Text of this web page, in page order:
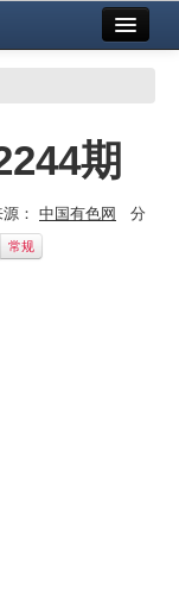
期
： 中国有色网
分
常规